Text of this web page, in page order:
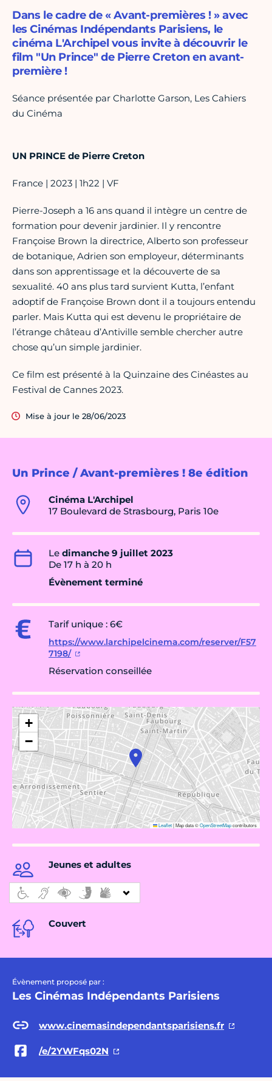
Un Prince / Avant-premières ! 8e édition
Cinéma L'Archipel
17 Boulevard de Strasbourg, Paris 10e
Le dimanche 9 juillet 2023
De 17 h à 20 h
Évènement terminé
Tarif unique : 6€
https://www.larchipelcinema.com/reserver/F57
7198/
Réservation conseillée
+
−
Leaflet|Map data ©OpenStreetMapcontributors
Jeunes et adultes
Couvert
Évènement proposé par :
Les Cinémas Indépendants Parisiens
www.cinemasindependantsparisiens.fr
/e/2YWFqs02N
Dans le cadre de « Avant-premières ! » avec
les Cinémas Indépendants Parisiens, le
cinéma L'Archipel vous invite à découvrir le
film "Un Prince" de Pierre Creton en avant-
première !
Séance présentée par Charlotte Garson, Les Cahiers
du Cinéma
UN PRINCE de Pierre Creton
France | 2023 | 1h22 | VF
Pierre-Joseph a 16 ans quand il intègre un centre de
formation pour devenir jardinier. Il y rencontre
Françoise Brown la directrice, Alberto son professeur
de botanique, Adrien son employeur, déterminants
dans son apprentissage et la découverte de sa
sexualité. 40 ans plus tard survient Kutta, l’enfant
adoptif de Françoise Brown dont il a toujours entendu
parler. Mais Kutta qui est devenu le propriétaire de
l’étrange château d’Antiville semble chercher autre
chose qu’un simple jardinier.
Ce film est présenté à la Quinzaine des Cinéastes au
Festival de Cannes 2023.
Mise à jour le 28/06/2023